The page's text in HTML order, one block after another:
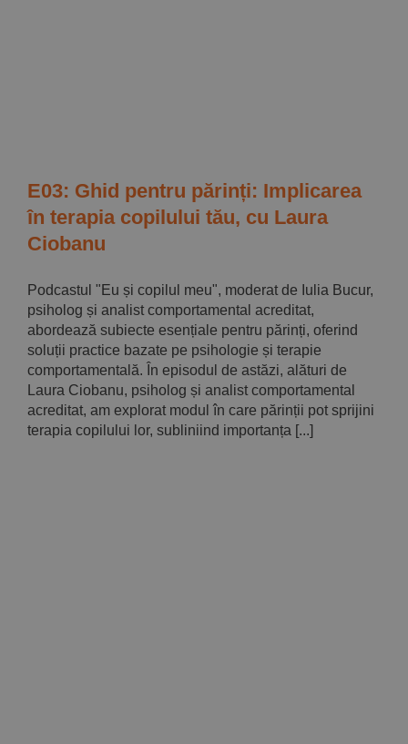
E03: Ghid pentru părinți: Implicarea
în terapia copilului tău, cu Laura
Ciobanu
Podcastul "Eu și copilul meu", moderat de Iulia Bucur,
psiholog și analist comportamental acreditat,
abordează subiecte esențiale pentru părinți, oferind
soluții practice bazate pe psihologie și terapie
comportamentală. În episodul de astăzi, alături de
Laura Ciobanu, psiholog și analist comportamental
acreditat, am explorat modul în care părinții pot sprijini
terapia copilului lor, subliniind importanța [...]